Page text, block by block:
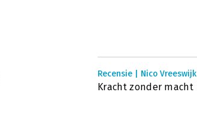
Recensie | Nico Vreeswijk
Kracht zonder macht